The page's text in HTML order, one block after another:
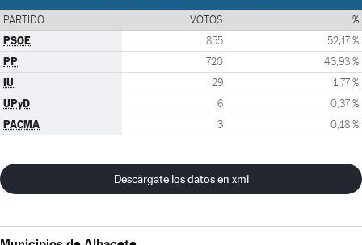
PARTIDO VOTOS %
PSOE 855 52,17 %
PP 720 43,93 %
IU 29 1,77 %
UPyD 6 0,37 %
PACMA 3 0,18 %
Descárgate los datos en xml